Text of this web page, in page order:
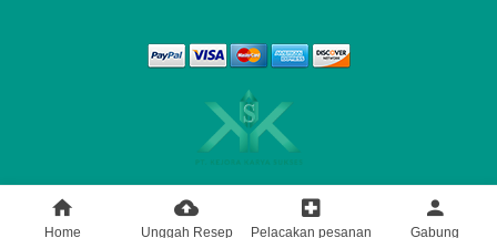
Home Unggah Resep Pelacakan pesanan Gabung
Hak cipta © 2026 All rights reserved | Made with